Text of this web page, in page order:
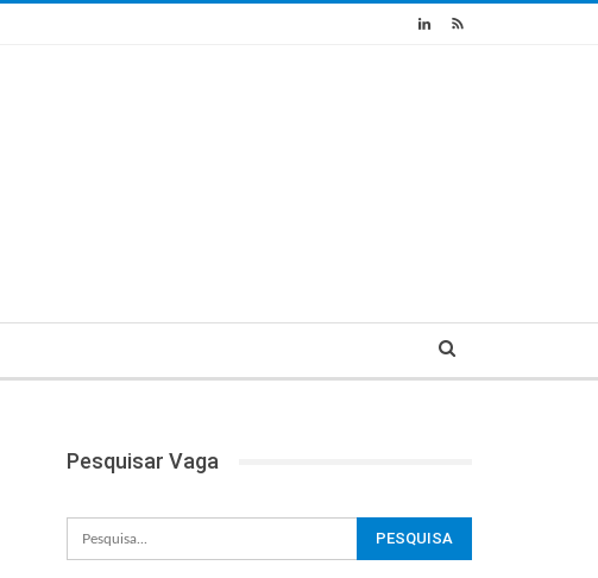
Pesquisar Vaga